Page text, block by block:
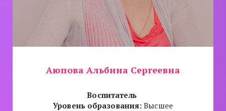
Аюпова Альбина Сергеевна
Воспитатель
Уровень образования: Высшее